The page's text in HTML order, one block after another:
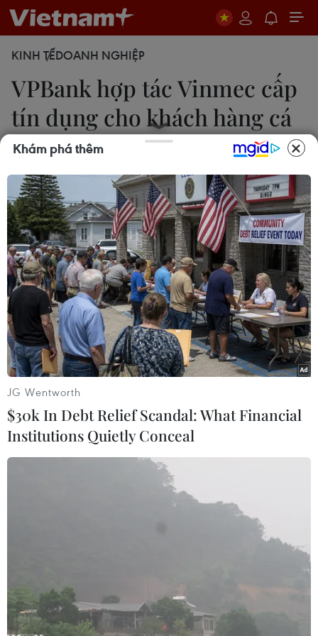
KINH TẾDOANH NGHIỆP
VPBank hợp tác Vinmec cấp
tín dụng cho khách hàng cá
nhân
Thúy Hà
19/03/2019 09:03
Dưới sự hỗ trợ từ Vinmec, VPBank sẽ cung cấp sản
phẩm vay vốn không có tài sản bảo đảm với hạn
mức cho vay lên tới 300 triệu đồng/1 lần vay, thời
hạn cho vay tối đa là 60 tháng.
Lãnh đạo hai bên tham gia ký kết. (Ảnh: CTV/Vietnam+)
Thịnh Vượng (VPBank) và hệ thống y tế Vinmec
vừa ký kết hợp tác chiến lược và triển khai
chương trình cấp tín dụng cho các khách hàng
Khám phá thêm
JG Wentworth
$30k In Debt Relief Scandal: What Financial
Institutions Quietly Conceal